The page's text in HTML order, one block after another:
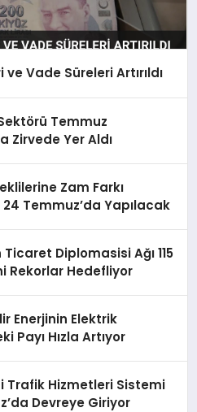
Vade Süreleri Artırıldı
Temmuz
Zirvede Yer Aldı
Zam Farkı
Temmuz’da Yapılacak
Ticaret Diplomasisi Ağı 115
Rekorlar Hedefliyor
Enerjinin Elektrik
Payı Hızla Artıyor
Trafik Hizmetleri Sistemi
Devreye Giriyor